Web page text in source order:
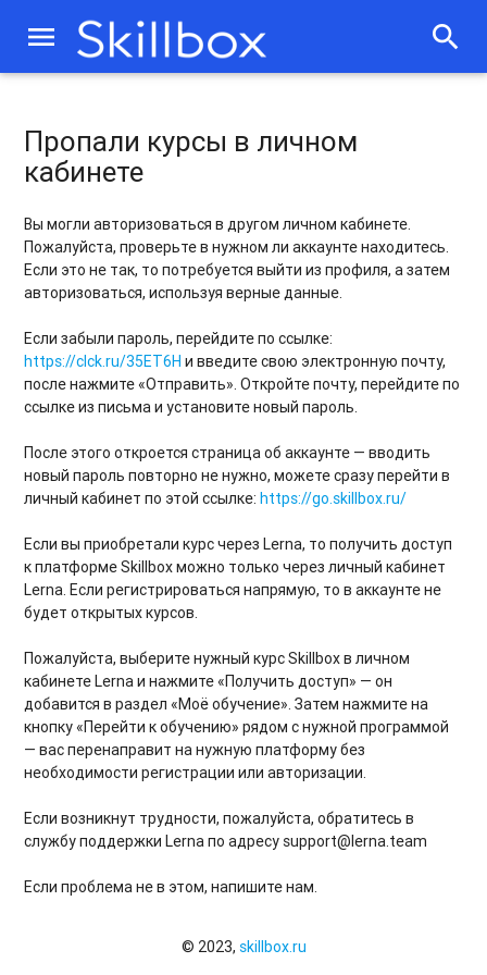
menu search
Пропали курсы в личном
кабинете
Вы могли авторизоваться в другом личном кабинете.
Пожалуйста, проверьте в нужном ли аккаунте находитесь.
Если это не так, то потребуется выйти из профиля, а затем
авторизоваться, используя верные данные.
Если забыли пароль, перейдите по ссылке:
https://clck.ru/35ET6H и введите свою электронную почту,
после нажмите «Отправить». Откройте почту, перейдите по
ссылке из письма и установите новый пароль.
После этого откроется страница об аккаунте — вводить
новый пароль повторно не нужно, можете сразу перейти в
личный кабинет по этой ссылке:https://go.skillbox.ru/
Если вы приобретали курс через Lerna, то получить доступ
к платформе Skillbox можно только через личный кабинет
Lerna. Если регистрироваться напрямую, то в аккаунте не
будет открытых курсов.
Пожалуйста, выберите нужный курс Skillbox в личном
кабинете Lerna и нажмите «Получить доступ» — он
добавится в раздел «Моё обучение». Затем нажмите на
кнопку «Перейти к обучению» рядом с нужной программой
— вас перенаправит на нужную платформу без
необходимости регистрации или авторизации.
Если возникнут трудности, пожалуйста, обратитесь в
службу поддержки Lerna по адресу support@lerna.team
Если проблема не в этом, напишите нам.
© 2023, skillbox.ru